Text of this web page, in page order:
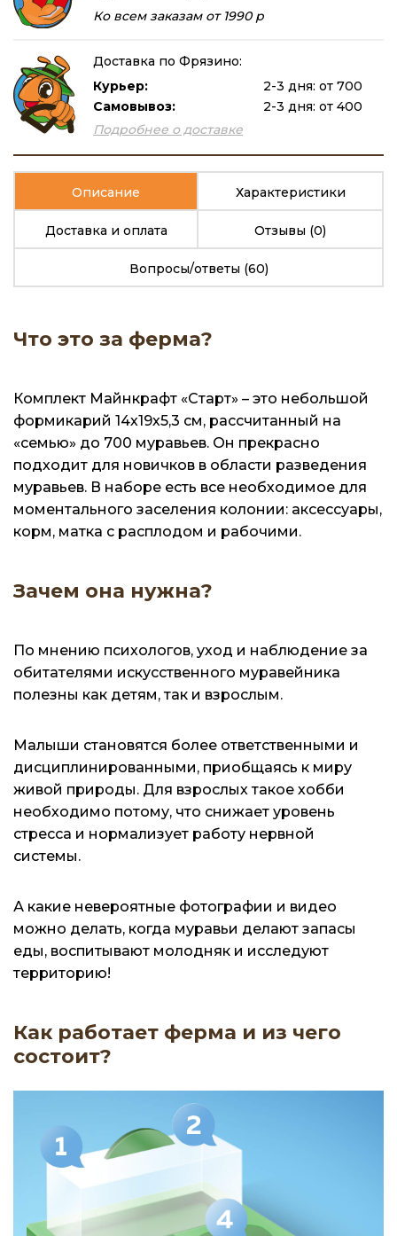
Ко всем заказам от 1990 р
Доставка по Фрязино:
Курьер:
2-3 дня: от 700
Самовывоз:
2-3 дня: от 400
Подробнее о доставке
Описание Характеристики
Доставка и оплата Отзывы (0)
Вопросы/ответы (60)
Что это за ферма?
Комплект Майнкрафт «Старт» – это небольшой
формикарий 14х19х5,3 см, рассчитанный на
«семью» до 700 муравьев. Он прекрасно
подходит для новичков в области разведения
муравьев. В наборе есть все необходимое для
моментального заселения колонии: аксессуары,
корм, матка с расплодом и рабочими.
Зачем она нужна?
По мнению психологов, уход и наблюдение за
обитателями искусственного муравейника
полезны как детям, так и взрослым.
Малыши становятся более ответственными и
дисциплинированными, приобщаясь к миру
живой природы. Для взрослых такое хобби
необходимо потому, что снижает уровень
стресса и нормализует работу нервной
системы.
А какие невероятные фотографии и видео
можно делать, когда муравьи делают запасы
еды, воспитывают молодняк и исследуют
территорию!
Как работает ферма и из чего
состоит?